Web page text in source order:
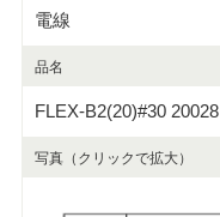
電線
品名
FLEX-B2(20)#30 20028
写真（クリックで拡大）